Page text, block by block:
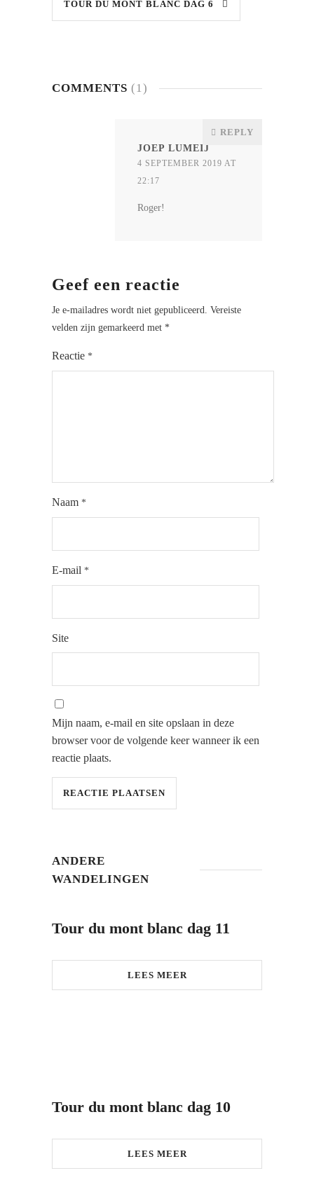
TOUR DU MONT BLANC DAG 6
COMMENTS (1)
JOEP LUMEIJ
4 SEPTEMBER 2019 AT
22:17
REPLY
Roger!
Geef een reactie
Je e-mailadres wordt niet gepubliceerd. Vereiste
velden zijn gemarkeerd met *
Reactie *
Naam *
E-mail *
Site
Mijn naam, e-mail en site opslaan in deze
browser voor de volgende keer wanneer ik een
reactie plaats.
ANDERE
WANDELINGEN
Tour du mont blanc dag 11
LEES MEER
Tour du mont blanc dag 10
LEES MEER